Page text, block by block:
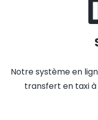
Notre système en
transfert en taxi